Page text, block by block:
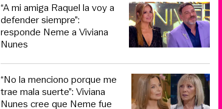
“A mi amiga Raquel la voy a
defender siempre”:
responde Neme a Viviana
Nunes
“No la menciono porque me
trae mala suerte”: Viviana
Nunes cree que Neme fue